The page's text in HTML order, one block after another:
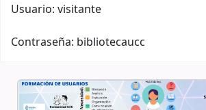
Usuario: visitante
Contraseña: bibliotecaucc